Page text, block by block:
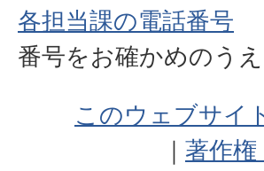
各担当課の電話番号
番号をお確かめのう
このウェブサイ
著作